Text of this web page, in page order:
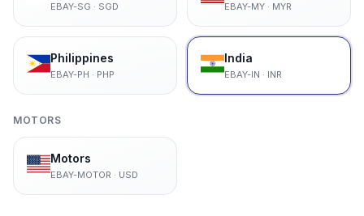
EBAY-SG · SGD EBAY-MY· MYR
Philippines
EBAY-PH · PHP
India
EBAY-IN · INR
MOTORS
Motors
EBAY-MOTOR · USD